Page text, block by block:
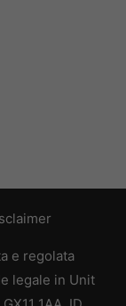
e regolata
legale in Unit